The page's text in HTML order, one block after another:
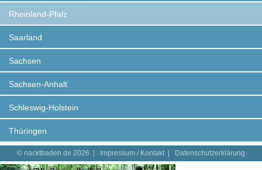
Rheinland-Pfalz
Saarland
Sachsen
Sachsen-Anhalt
Schleswig-Holstein
Thüringen
© nacktbaden.de 2026 | Impressum / Kontakt| Datenschutzerklärung